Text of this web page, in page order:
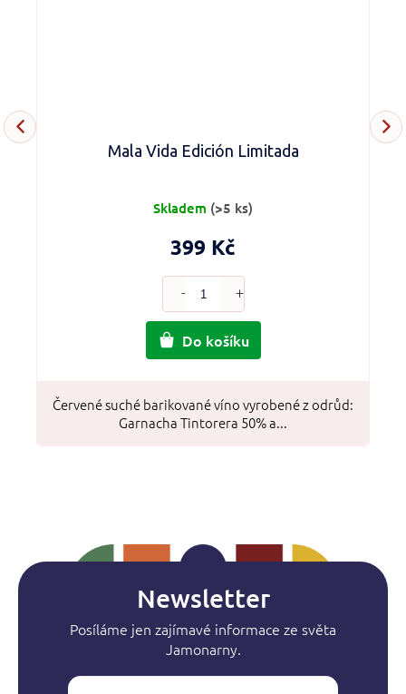
Mala Vida Edición Limitada
399 Kč
Do košíku
Červené suché barikované víno vyrobené z odrůd:
Garnacha Tintorera 50% a...
Skladem (>5 ks)
Newsletter
Posíláme jen zajímavé informace ze světa
Jamonarny.